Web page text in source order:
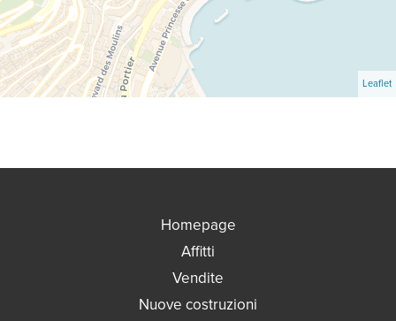
Leaflet
Homepage
Affitti
Vendite
Nuove costruzioni